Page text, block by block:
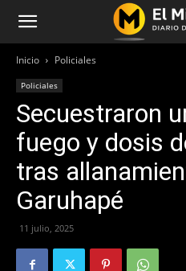
Inicio Policiales
Policiales
Secuestraron
fuego y dosis
tras
Garuhapé
11 julio, 2025